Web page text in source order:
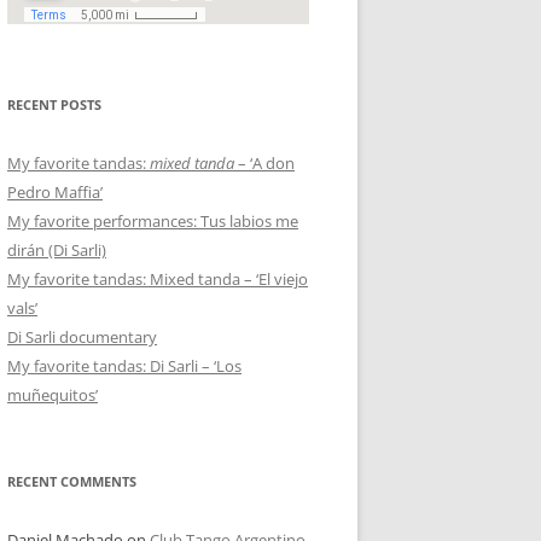
RECENT POSTS
My favorite tandas:mixed tanda– ‘A don
Pedro Maffia’
My favorite performances: Tus labios me
dirán (Di Sarli)
My favorite tandas: Mixed tanda – ‘El viejo
vals’
Di Sarli documentary
My favorite tandas: Di Sarli – ‘Los
muñequitos’
RECENT COMMENTS